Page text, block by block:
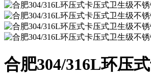
合肥304/316L环压